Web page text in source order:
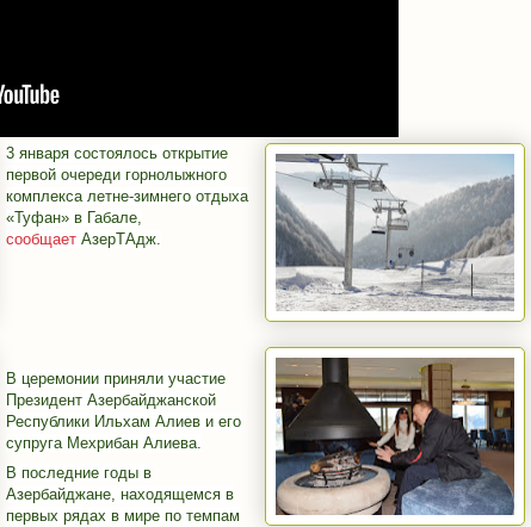
3 января состоялось открытие
первой очереди горнолыжного
комплекса летне-зимнего отдыха
«Туфан» в Габале,
сообщает АзерТАдж.
В церемонии приняли участие
Президент Азербайджанской
Республики Ильхам Алиев и его
супруга Мехрибан Алиева.
В последние годы в
Азербайджане, находящемся в
первых рядах в мире по темпам